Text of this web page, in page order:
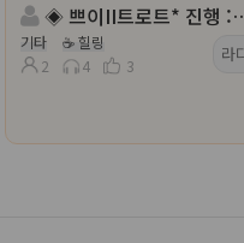
◈ 쁘이II트로트* 진행 :복순○lღ⋰˚💦
기타
☕ 힐링
2
4 3
라